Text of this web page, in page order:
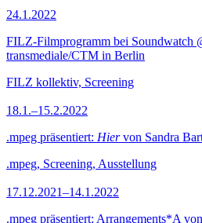
24.1.2022
FILZ-Filmprogramm bei Soundwatch
transmediale/CTM in Berlin
FILZ kollektiv, Screening
18.1.–15.2.2022
.mpeg präsentiert: Hiervon Sandra
.mpeg, Screening, Ausstellung
17.12.2021–14.1.2022
.mpeg präsentiert: Arrangements*A